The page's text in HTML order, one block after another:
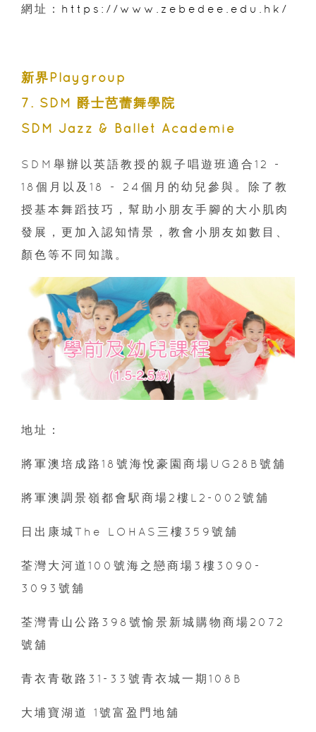
網址： https://www.zebedee.edu.hk/
新界Playgroup
7. SDM 爵士芭蕾舞學院
SDM Jazz & Ballet Academie
SDM舉辦以英語教授的親子唱遊班適合12 -
18個月以及18 - 24個月的幼兒參與。除了教
授基本舞蹈技巧，幫助小朋友手腳的大小肌肉
發展，更加入認知情景，教會小朋友如數目、
顏色等不同知識。
地址：
將軍澳培成路18號海悅豪園商場UG28B號舖
將軍澳調景嶺都會駅商場2樓L2-002號舖
日出康城The LOHAS三樓359號舖
荃灣大河道100號海之戀商場3樓3090-
3093號舖
荃灣青山公路398號愉景新城購物商場2072
號舖
青衣青敬路31-33號青衣城一期108B
大埔寶湖道 1號富盈門地舖